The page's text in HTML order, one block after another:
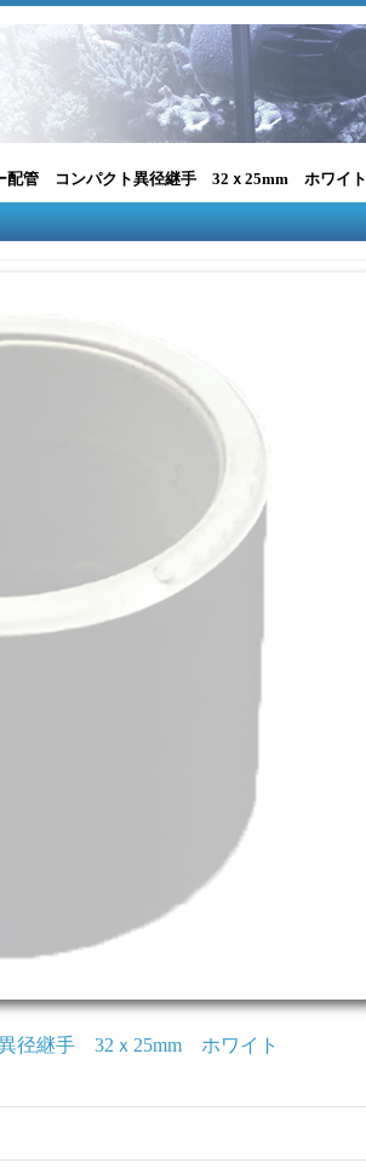
配管 コンパクト異径継手 32ｘ25mm ホワイト
径継手 32ｘ25mm ホワイト